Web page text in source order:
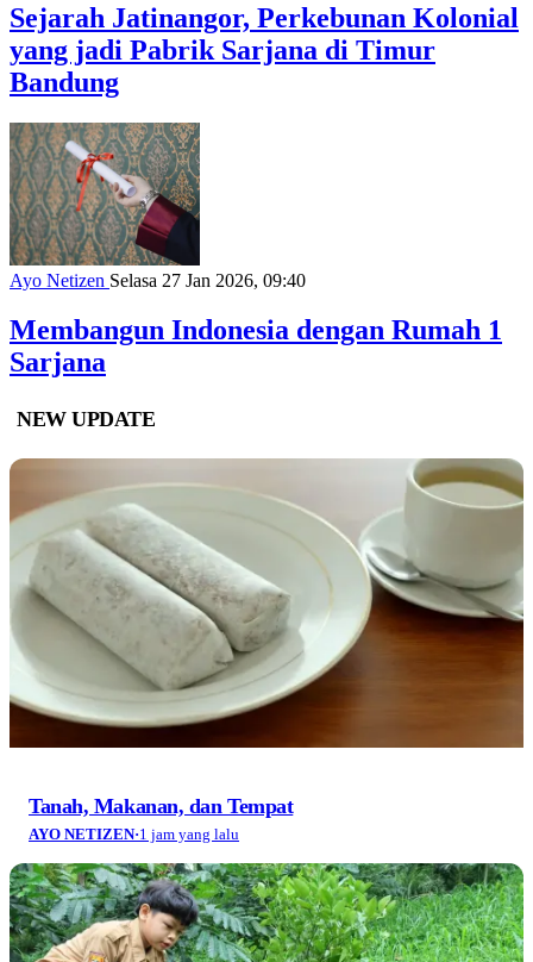
Sejarah Jatinangor, Perkebunan Kolonial
yang jadi Pabrik Sarjana di Timur
Bandung
Ayo Netizen Selasa 27 Jan 2026, 09:40
Membangun Indonesia dengan Rumah 1
Sarjana
NEW UPDATE
Tanah, Makanan, dan Tempat
AYO NETIZEN·1 jam yang lalu